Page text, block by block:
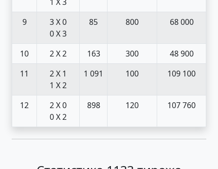
9
3 X 0
0 X 3
85 800 68 000
10 2 X 2 163 300
48 900
11
2 X 1
1 X 2
1 091 100 109 100
12
2 X 0
0 X 2
898 120 107 760